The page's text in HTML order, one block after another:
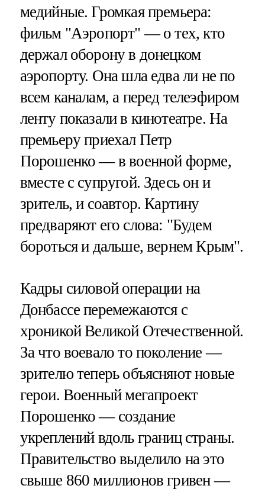
медийные. Громкая премьера:
фильм "Аэропорт" — о тех, кто
держал оборону в донецком
аэропорту. Она шла едва ли не по
всем каналам, а перед телеэфиром
ленту показали в кинотеатре. На
премьеру приехал Петр
Порошенко — в военной форме,
вместе с супругой. Здесь он и
зритель, и соавтор. Картину
предваряют его слова: "Будем
бороться и дальше, вернем Крым".
Кадры силовой операции на
Донбассе перемежаются с
хроникой Великой Отечественной.
За что воевало то поколение —
зрителю теперь объясняют новые
герои. Военный мегапроект
Порошенко — создание
укреплений вдоль границ страны.
Правительство выделило на это
свыше 860 миллионов гривен —